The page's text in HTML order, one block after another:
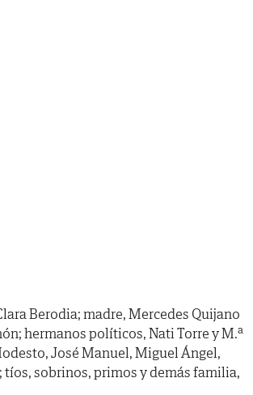
Berodia; madre, Mercedes Quijano
hermanos políticos, Nati Torre y M.ª
José Manuel, Miguel Ángel,
sobrinos, primos y demás familia,